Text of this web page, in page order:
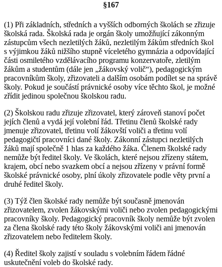
§167
(1) Při základních, středních a vyšších odborných školách se zřizuje
školská rada. Školská rada je orgán školy umožňující zákonným
zástupcům všech nezletilých žáků, nezletilým žákům středních škol
s výjimkou žáků nižšího stupně víceletého gymnázia a odpovídající
části osmiletého vzdělávacího programu konzervatoře, zletilým
žákům a studentům (dále jen „žákovský volič“), pedagogickým
pracovníkům školy, zřizovateli a dalším osobám podílet se na správě
školy. Pokud je součástí právnické osoby více těchto škol, je možné
zřídit jedinou společnou školskou radu.
(2) Školskou radu zřizuje zřizovatel, který zároveň stanoví počet
jejích členů a vydá její volební řád. Třetinu členů školské rady
jmenuje zřizovatel, třetinu volí žákovští voliči a třetinu volí
pedagogičtí pracovníci dané školy. Zákonní zástupci nezletilých
žáků mají společně 1 hlas za každého žáka. Členem školské rady
nemůže být ředitel školy. Ve školách, které nejsou zřízeny státem,
krajem, obcí nebo svazkem obcí a nejsou zřízeny v právní formě
školské právnické osoby, plní úkoly zřizovatele podle věty první a
druhé ředitel školy.
(3) Týž člen školské rady nemůže být současně jmenován
zřizovatelem, zvolen žákovskými voliči nebo zvolen pedagogickými
pracovníky školy. Pedagogický pracovník školy nemůže být zvolen
za člena školské rady této školy žákovskými voliči ani jmenován
zřizovatelem nebo ředitelem školy.
(4) Ředitel školy zajistí v souladu s volebním řádem řádné
uskutečnění voleb do školské rady.